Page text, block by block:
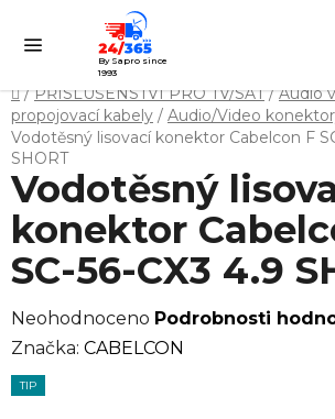
obsah
By Sapro since
1993
Domů
/ PŘÍSLUŠENSTVÍ PRO TV/SAT / Audio
propojovací kabely / Audio/Video
Vodotěsný lisovací konektor Cabelcon F
SHORT
Vodotěsný
konektor
SC-56-CX3 4.9
Průměrné
hodnocení
produktu
Neohodnoceno Podrobnosti
Značka: CABELCON
TIP